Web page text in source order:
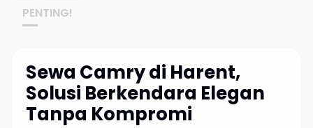
PENTING!
Sewa Camry di Harent,
Solusi Berkendara Elegan
Tanpa Kompromi